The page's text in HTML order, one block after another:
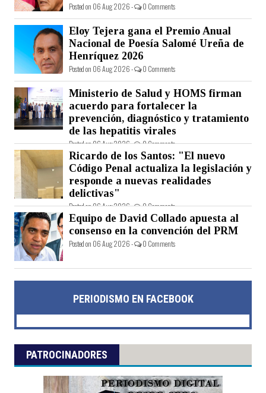
Posted on 06 Aug 2026 - 0 Comments
Eloy Tejera gana el Premio Anual
Nacional de Poesía Salomé Ureña de
Henríquez 2026
Posted on 06 Aug 2026 - 0 Comments
Ministerio de Salud y HOMS firman
acuerdo para fortalecer la
prevención, diagnóstico y tratamiento
de las hepatitis virales
Posted on 06 Aug 2026 - 0 Comments
Ricardo de los Santos: "El nuevo
Código Penal actualiza la legislación y
responde a nuevas realidades
delictivas"
Posted on 06 Aug 2026 - 0 Comments
Equipo de David Collado apuesta al
consenso en la convención del PRM
Posted on 06 Aug 2026 - 0 Comments
PERIODISMO EN FACEBOOK
PATROCINADORES